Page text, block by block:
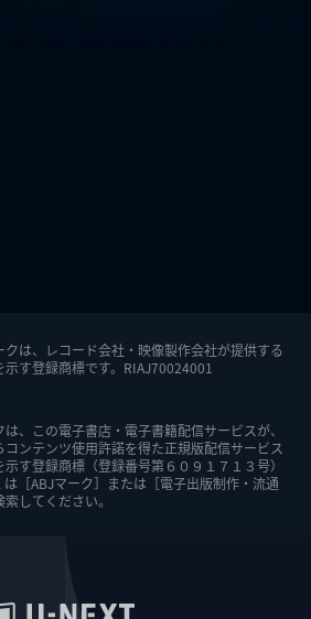
クは、レコード会社・映像製作会社が提供する
示す登録商標です。RIAJ70024001
は、この電子書店・電子書籍配信サービスが、
コンテンツ使用許諾を得た正規版配信サービス
す登録商標（登録番号第６０９１７１３号）
は［ABJマーク］または［電子出版制作・流通
してください。